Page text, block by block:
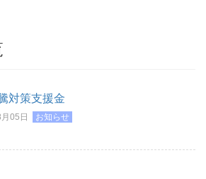
対策支援金
05日 お知らせ